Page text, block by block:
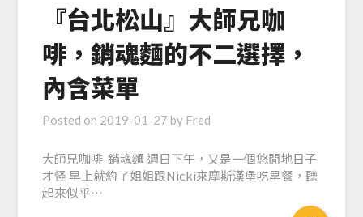
『台北松山』大師兄咖
啡，銷魂麵的不二選擇，
內含菜單
Posted on 2019-01-27 by Fred
大師兄咖啡-銷魂麵 週日下午，又是一個悠閒地日子
才怪 早上就約了姐姐跟Nicki來摩斯漢堡吃早餐，聽
起來似乎…